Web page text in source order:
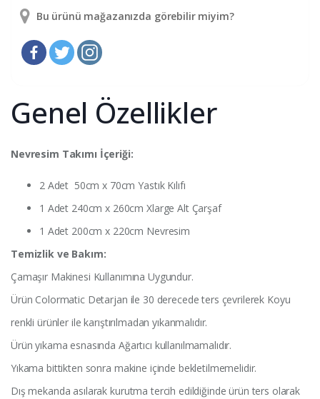
Bu ürünü mağazanızda görebilir miyim?
Genel Özellikler
Nevresim Takımı İçeriği:
2 Adet 50cm x 70cm Yastık Kılıfı
1 Adet 240cm x 260cm Xlarge Alt Çarşaf
1 Adet 200cm x 220cm Nevresim
Temizlik ve Bakım:
Çamaşır Makinesi Kullanımına Uygundur.
Ürün Colormatic Detarjan ile 30 derecede ters çevrilerek Koyu
renkli ürünler ile karıştırılmadan yıkanmalıdır.
Ürün yıkama esnasında Ağartıcı kullanılmamalıdır.
Yıkama bittikten sonra makine içinde bekletilmemelidir.
Dış mekanda asılarak kurutma tercih edildiğinde ürün ters olarak